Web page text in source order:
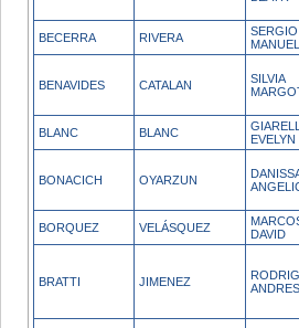
BECERRA RIVERA
SERGIO
MANUEL
BENAVIDES CATALAN
SILVIA
BLANC BLANC
EVELYN
BONACICH OYARZUN
BORQUEZ VELÁSQUEZ
DAVID
BRATTI JIMENEZ
ANDRES